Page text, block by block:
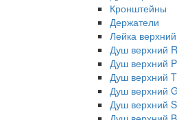
Кронштейны
Держатели
Лейка
Душ верхний
Душ верхний
Душ верхний
Душ верхний
Душ верхний